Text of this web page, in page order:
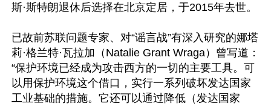
斯·斯特朗退休后选择在北京定居，于2015年去世。
已故前苏联问题专家、对“谣言战”有深入研究的娜塔
莉·格兰特·瓦拉加（Natalie Grant Wraga）曾写道：
“保护环境已经成为攻击西方的一切的主要工具。可
以用保护环境这个借口，实行一系列破坏发达国家
工业基础的措施。它还可以通过降低（发达国家